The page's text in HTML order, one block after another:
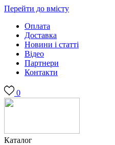
Перейти до вмісту
Оплата
Доставка
Новини і статті
Відео
Партнери
Контакти
0
Каталог